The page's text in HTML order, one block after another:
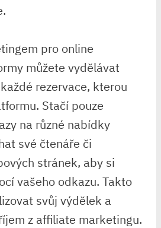
pro online
můžete vydělávat
rezervace, kterou
Stačí pouze
na různé nabídky
své čtenáře či
stránek, aby si
vašeho odkazu. Takto
svůj výdělek a
z affiliate marketingu.